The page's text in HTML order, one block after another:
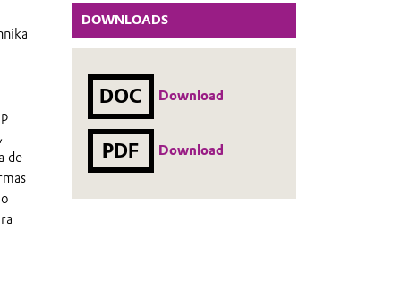
DOWNLOADS
DOC Download
PDF Download
de